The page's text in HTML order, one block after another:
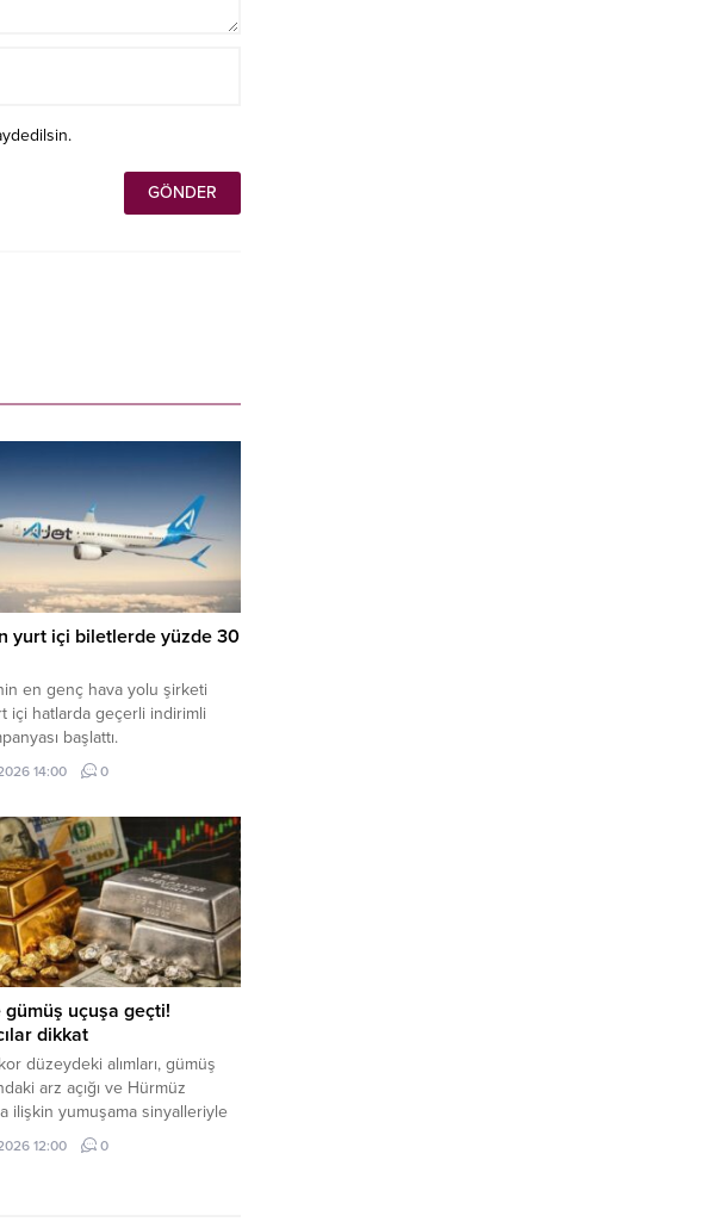
yurt içi biletlerde yüzde 30
en genç hava yolu şirketi
içi hatlarda geçerli indirimli
başlattı.
14:00 0
gümüş uçuşa geçti!
dikkat
düzeydeki alımları, gümüş
arz açığı ve Hürmüz
ilişkin yumuşama sinyalleriyle
5 kritik gelişme, değerli
yükselişi hızlandırdı. İşte
12:00 0